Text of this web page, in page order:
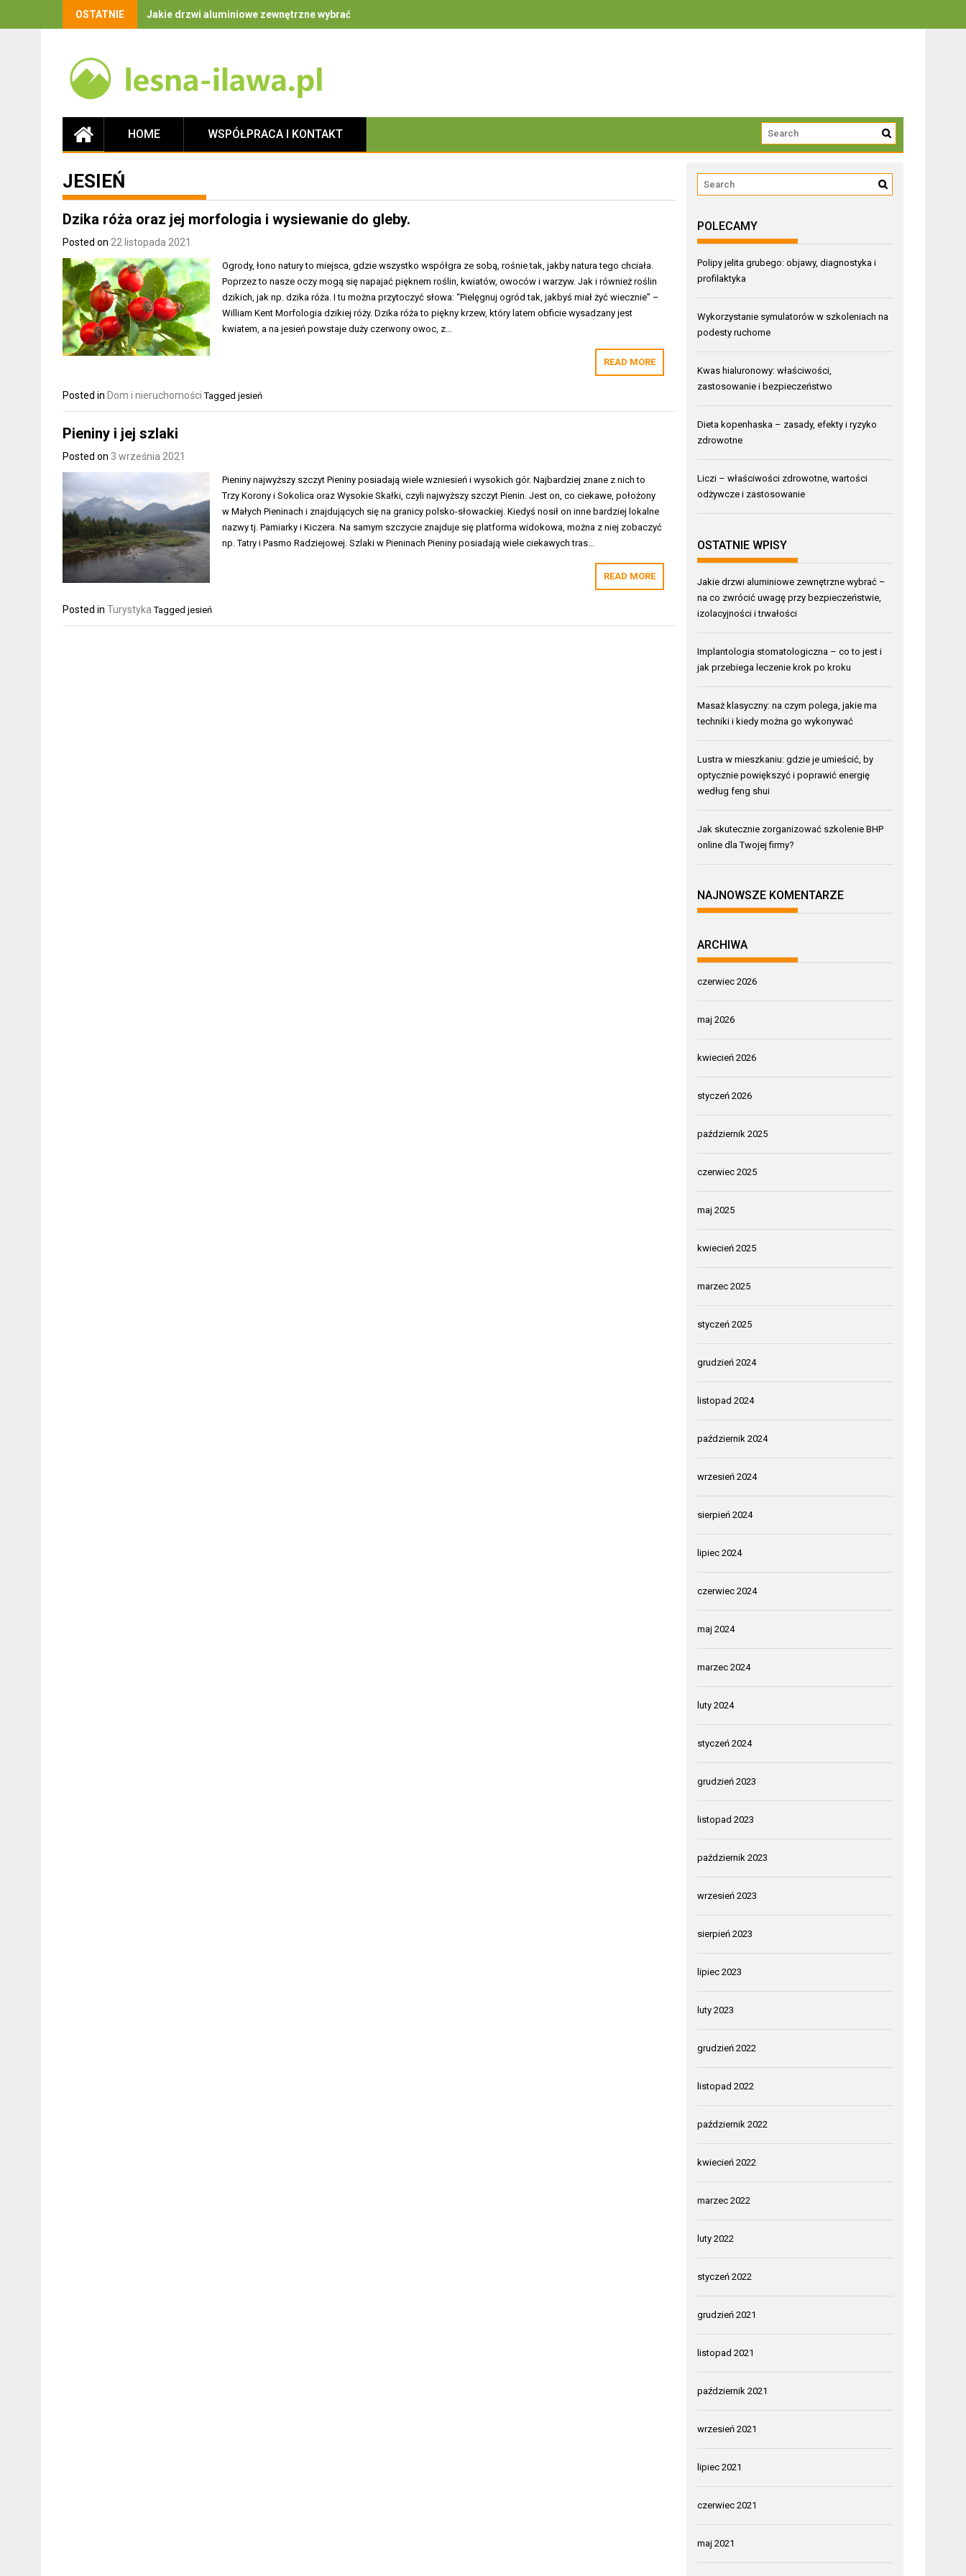
OSTATNIE Jakie drzwi aluminiowe zewnętrzne wybrać – na co zwrócić uwagę przy bezpieczeństwie, izolacyjności i trwałości
HOME WSPÓŁPRACA I KONTAKT
JESIEŃ
Dzika róża oraz jej morfologia i wysiewanie do gleby.
Posted on 22 listopada 2021
Ogrody, łono natury to miejsca, gdzie wszystko współgra ze sobą, rośnie tak, jakby natura tego chciała.
Poprzez to nasze oczy mogą się napajać pięknem roślin, kwiatów, owoców i warzyw. Jak i również roślin
dzikich, jak np. dzika róża. I tu można przytoczyć słowa: “Pielęgnuj ogród tak, jakbyś miał żyć wiecznie” –
William Kent Morfologia dzikiej róży. Dzika róża to piękny krzew, który latem obficie wysadzany jest
kwiatem, a na jesień powstaje duży czerwony owoc, z…
READ MORE
Posted in Dom i nieruchomości Tagged jesień
Pieniny i jej szlaki
Posted on 3 września 2021
Pieniny najwyższy szczyt Pieniny posiadają wiele wzniesień i wysokich gór. Najbardziej znane z nich to
Trzy Korony i Sokolica oraz Wysokie Skałki, czyli najwyższy szczyt Pienin. Jest on, co ciekawe, położony
w Małych Pieninach i znajdujących się na granicy polsko-słowackiej. Kiedyś nosił on inne bardziej lokalne
nazwy tj. Pamiarky i Kiczera. Na samym szczycie znajduje się platforma widokowa, można z niej zobaczyć
np. Tatry i Pasmo Radziejowej. Szlaki w Pieninach Pieniny posiadają wiele ciekawych tras…
READ MORE
Posted in Turystyka Tagged jesień
POLECAMY
Polipy jelita grubego: objawy, diagnostyka i
profilaktyka
Wykorzystanie symulatorów w szkoleniach na
podesty ruchome
Kwas hialuronowy: właściwości,
zastosowanie i bezpieczeństwo
Dieta kopenhaska – zasady, efekty i ryzyko
zdrowotne
Liczi – właściwości zdrowotne, wartości
odżywcze i zastosowanie
OSTATNIE WPISY
Jakie drzwi aluminiowe zewnętrzne wybrać –
na co zwrócić uwagę przy bezpieczeństwie,
izolacyjności i trwałości
Implantologia stomatologiczna – co to jest i
jak przebiega leczenie krok po kroku
Masaż klasyczny: na czym polega, jakie ma
techniki i kiedy można go wykonywać
Lustra w mieszkaniu: gdzie je umieścić, by
optycznie powiększyć i poprawić energię
według feng shui
Jak skutecznie zorganizować szkolenie BHP
online dla Twojej firmy?
NAJNOWSZE KOMENTARZE
ARCHIWA
czerwiec 2026
maj 2026
kwiecień 2026
styczeń 2026
październik 2025
czerwiec 2025
maj 2025
kwiecień 2025
marzec 2025
styczeń 2025
grudzień 2024
listopad 2024
październik 2024
wrzesień 2024
sierpień 2024
lipiec 2024
czerwiec 2024
maj 2024
marzec 2024
luty 2024
styczeń 2024
grudzień 2023
listopad 2023
październik 2023
wrzesień 2023
sierpień 2023
lipiec 2023
luty 2023
grudzień 2022
listopad 2022
październik 2022
kwiecień 2022
marzec 2022
luty 2022
styczeń 2022
grudzień 2021
listopad 2021
październik 2021
wrzesień 2021
lipiec 2021
czerwiec 2021
maj 2021